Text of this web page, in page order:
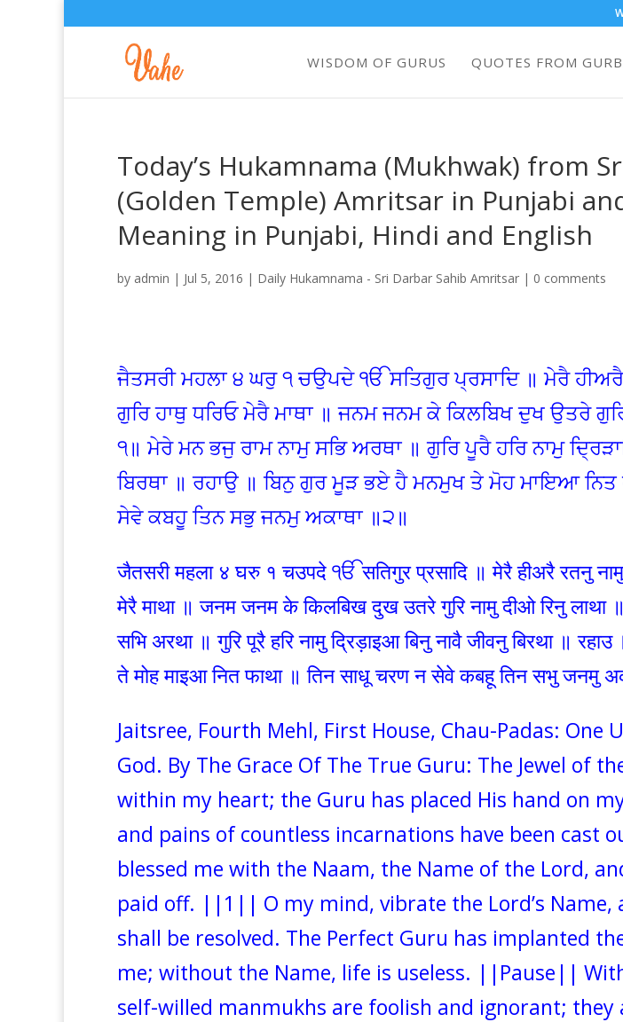
WISDOM OF GURUS QUOTES FROM
Today’s Hukamnama (Mukhwak) from
(Golden Temple) Amritsar in Punjabi
Meaning in Punjabi, Hindi and English
by admin | Jul 5, 2016 | Daily Hukamnama - Sri Darbar Sahib Amritsar | 0 comments
ਜੈਤਸਰੀ ਮਹਲਾ ੪ ਘਰੁ ੧ ਚਉਪਦੇ ੴ ਸਤਿਗੁਰ ਪ੍ਰਸਾਦਿ ॥ ਮੇਰੈ
ਗੁਰਿ ਹਾਥੁ ਧਰਿਓ ਮੇਰੈ ਮਾਥਾ ॥ ਜਨਮ ਜਨਮ ਕੇ ਕਿਲਬਿਖ ਦੁਖ ਉਤਰੇ
੧॥ ਮੇਰੇ ਮਨ ਭਜੁ ਰਾਮ ਨਾਮੁ ਸਭਿ ਅਰਥਾ ॥ ਗੁਰਿ ਪੂਰੈ ਹਰਿ ਨਾਮੁ
ਬਿਰਥਾ ॥ ਰਹਾਉ ॥ ਬਿਨੁ ਗੁਰ ਮੂੜ ਭਏ ਹੈ ਮਨਮੁਖ ਤੇ ਮੋਹ ਮਾਇਆ ਨਿਤ
ਸੇਵੇ ਕਬਹੂ ਤਿਨ ਸਭੁ ਜਨਮੁ ਅਕਾਥਾ ॥੨॥
जैतसरी महला ४ घरु १ चउपदे ੴ सतिगुर प्रसादि ॥ मेरै हीअरै रतनु
मेरै माथा ॥ जनम जनम के किलबिख दुख उतरे गुरि नामु दीओ रिनु लाथा
सभि अरथा ॥ गुरि पूरै हरि नामु द्रिड़ाइआ बिनु नावै जीवनु बिरथा ॥
ते मोह माइआ नित फाथा ॥ तिन साधू चरण न सेवे कबहू तिन सभु जनमु
Jaitsree, Fourth Mehl, First House, Chau-Padas: One
God. By The Grace Of The True Guru: The Jewel of
within my heart; the Guru has placed His hand on
and pains of countless incarnations have been cast
blessed me with the Naam, the Name of the Lord,
paid off. ||1|| O my mind, vibrate the Lord’s Name,
shall be resolved. The Perfect Guru has implanted
me; without the Name, life is useless. ||Pause||
self-willed manmukhs are foolish and ignorant; they